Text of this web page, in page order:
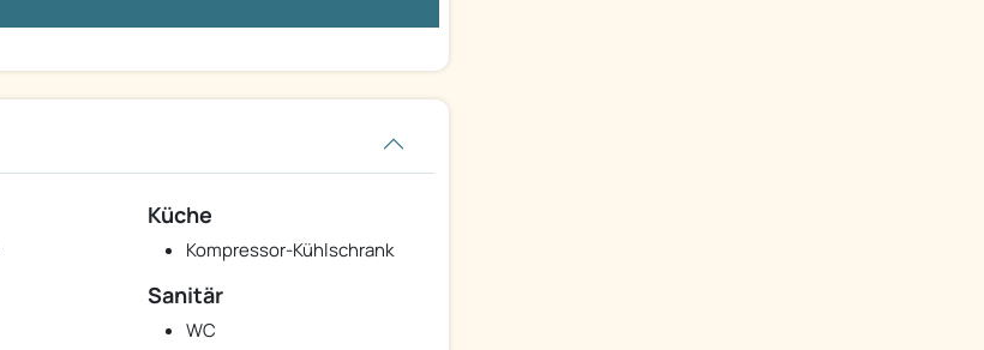
Küche
Kompressor-Kühlschrank
Sanitär
WC